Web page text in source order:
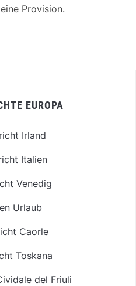
Provision.
EUROPA
Irland
Italien
Venedig
Urlaub
Caorle
Toskana
del Friuli